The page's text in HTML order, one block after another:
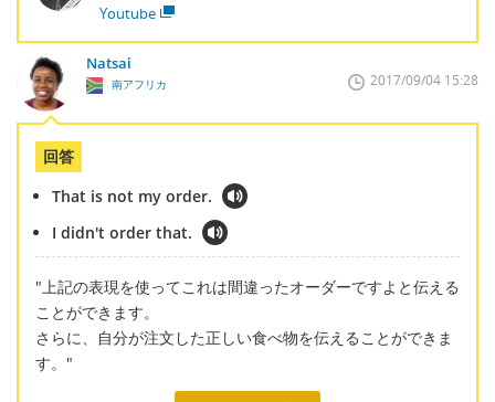
Youtube
Natsai
南アフリカ 2017/09/04 15:28
回答
That is not my order.
I didn't order that.
"上記の表現を使ってこれは間違ったオーダーですよと伝える
ことができます。
さらに、自分が注文した正しい食べ物を伝えることができま
す。"